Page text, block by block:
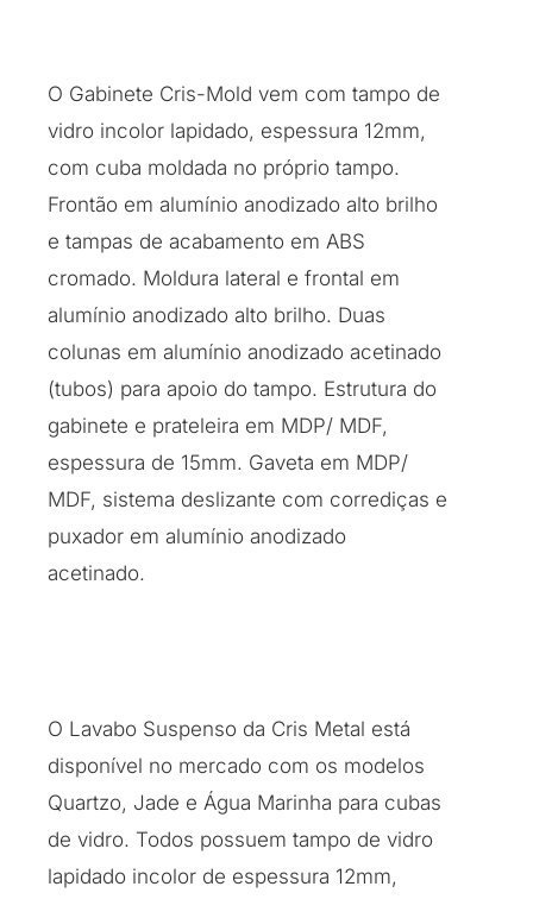
O Gabinete Cris-Mold vem com tampo de
vidro incolor lapidado, espessura 12mm,
com cuba moldada no próprio tampo.
Frontão em alumínio anodizado alto brilho
e tampas de acabamento em ABS
cromado. Moldura lateral e frontal em
alumínio anodizado alto brilho. Duas
colunas em alumínio anodizado acetinado
(tubos) para apoio do tampo. Estrutura do
gabinete e prateleira em MDP/ MDF,
espessura de 15mm. Gaveta em MDP/
MDF, sistema deslizante com corrediças e
puxador em alumínio anodizado
acetinado.
O Lavabo Suspenso da Cris Metal está
disponível no mercado com os modelos
Quartzo, Jade e Água Marinha para cubas
de vidro. Todos possuem tampo de vidro
lapidado incolor de espessura 12mm,